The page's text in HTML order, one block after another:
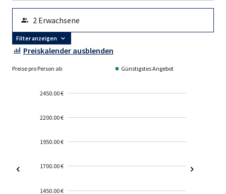
Filter anzeigen
Preiskalender ausblenden
Preise pro Person ab Günstigstes Angebot
2450.00 €
2200.00 €
1950.00 €
1700.00 €
1450.00 €